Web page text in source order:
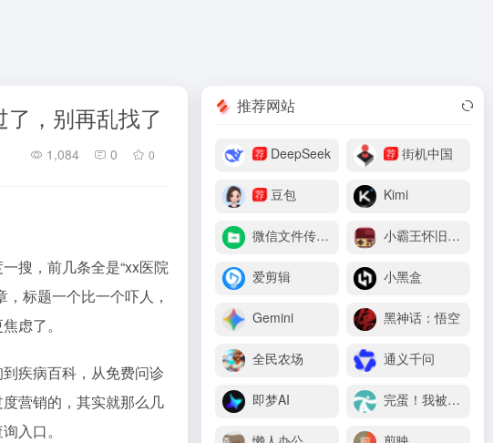
，别再乱找了
1,084 0 0
搜，前几条全是“xx医院
标题一个比一个吓人，
虑了。
疾病百科，从免费问诊
营销的，其实就那么几
入口。
推荐网站
荐 DeepSeek 荐 街机中国
荐 豆包 Kimi
微信文件传输助手 小霸王怀旧游戏机
爱剪辑 小黑盒
Gemini 黑神话：悟空
全民农场 通义千问
即梦AI 完蛋！我被美女包围了